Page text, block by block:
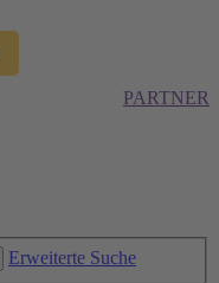
PARTNER
Erweiterte Suche